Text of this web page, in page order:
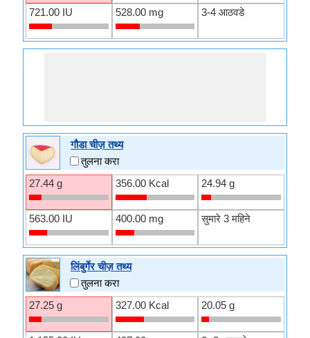
721.00 IU 528.00 mg 3-4 आठवडे
गौडा चीज़ तथ्य
तुलना करा
27.44 g
356.00 Kcal 24.94 g
563.00 IU 400.00 mg सुमारे 3 महिने
लिंबुर्गेर चीज़ तथ्य
तुलना करा
27.25 g
327.00 Kcal 20.05 g